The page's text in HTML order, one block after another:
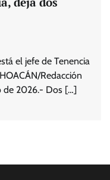
el jefe de Tenencia
Redacción
de 2026.- Dos […]